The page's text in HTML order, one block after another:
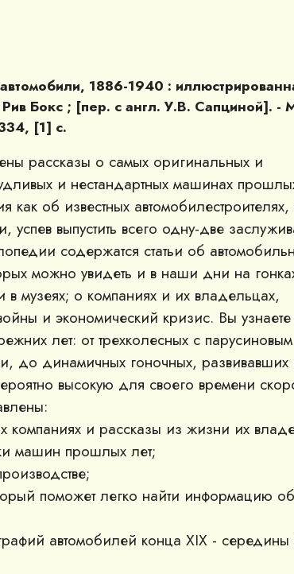
1886-1940 :
Бокс ; [пер. с англ. У.В. Сапциной]. -
[1] с.
рассказы о самых оригинальных и
и нестандартных машинах
как об известных автомобилестроителях,
успев выпустить всего одну-две
содержатся статьи об
можно увидеть и в наши дни на
в музеях; о компаниях и их владельцах,
и экономический кризис. Вы
лет: от трехколесных с парусиновым
до динамичных гоночных, развивавших
высокую для своего времени
компаниях и рассказы из жизни их
машин прошлых лет;
поможет легко найти информацию об
автомобилей конца XIX -